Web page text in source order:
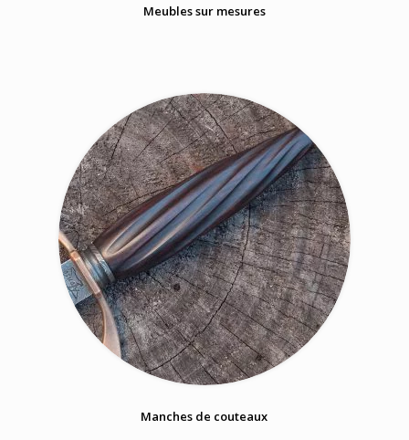
Meubles sur mesures
Manches de couteaux